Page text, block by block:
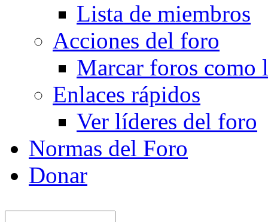
Lista de miembros
Acciones del foro
Marcar foros como
Enlaces rápidos
Ver líderes del foro
Normas del Foro
Donar